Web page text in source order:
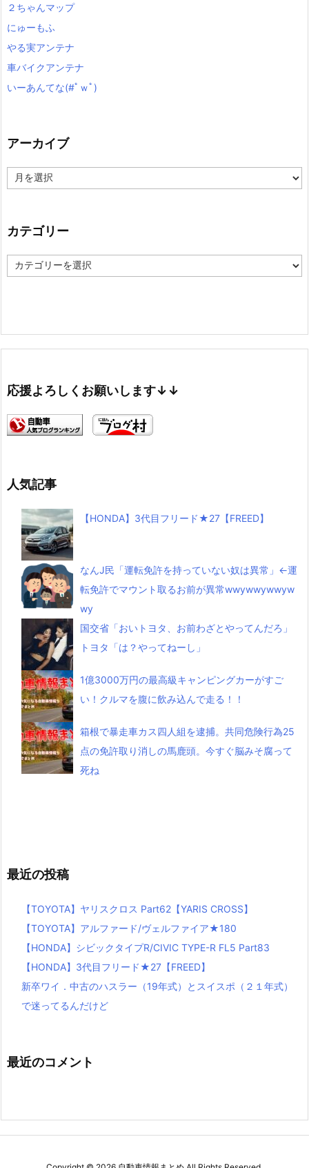
２ちゃんマップ
にゅーもふ
やる実アンテナ
車バイクアンテナ
いーあんてな(#ﾟｗﾟ)
アーカイブ
ー
ブ
カテゴリー
テ
応援よろしくお願いします↓↓
人気記事
【HONDA】3代目フリード★27【FREED】
なんJ民「運転免許を持っていない奴は異常」←運
転免許でマウント取るお前が異常wwywwywwyw
wy
国交省「おいトヨタ、お前わざとやってんだろ」
トヨタ「は？やってねーし」
1億3000万円の最高級キャンピングカーがすご
い！クルマを腹に飲み込んで走る！！
箱根で暴走車カス四人組を逮捕。共同危険行為25
点の免許取り消しの馬鹿頭。今すぐ脳みそ腐って
死ね
最近の投稿
【TOYOTA】ヤリスクロス Part62【YARIS CROSS】
【TOYOTA】アルファード/ヴェルファイア★180
【HONDA】シビックタイプR/CIVIC TYPE-R FL5 Part83
【HONDA】3代目フリード★27【FREED】
新卒ワイ．中古のハスラー（19年式）とスイスポ（２１年式）
で迷ってるんだけど
最近のコメント